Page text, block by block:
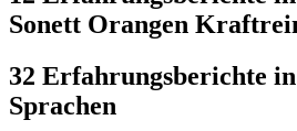
Sonett Orangen
32 Erfahrungsberichte
Sprachen